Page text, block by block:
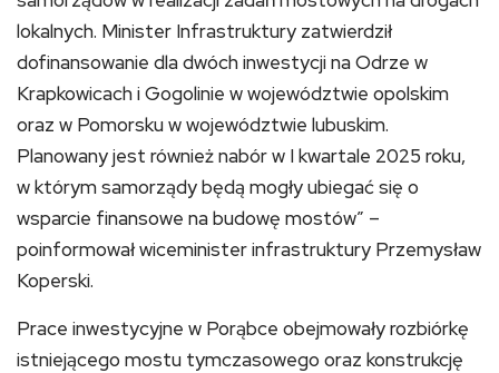
lokalnych. Minister Infrastruktury zatwierdził
dofinansowanie dla dwóch inwestycji na Odrze w
Krapkowicach i Gogolinie w województwie opolskim
oraz w Pomorsku w województwie lubuskim.
Planowany jest również nabór w I kwartale 2025 roku,
w którym samorządy będą mogły ubiegać się o
wsparcie finansowe na budowę mostów” –
poinformował wiceminister infrastruktury Przemysław
Koperski.
Prace inwestycyjne w Porąbce obejmowały rozbiórkę
istniejącego mostu tymczasowego oraz konstrukcję